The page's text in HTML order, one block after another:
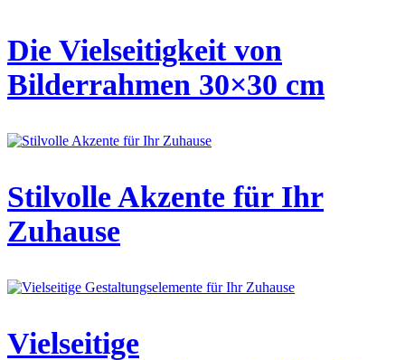
Die Vielseitigkeit von
Bilderrahmen 30×30 cm
Stilvolle Akzente für Ihr
Zuhause
Vielseitige